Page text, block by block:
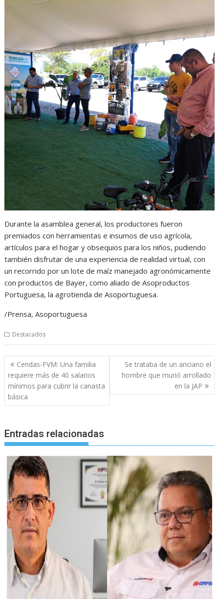
Durante la asamblea general, los productores fueron
premiados con herramientas e insumos de uso agrícola,
artículos para el hogar y obsequios para los niños, pudiendo
también disfrutar de una experiencia de realidad virtual, con
un recorrido por un lote de maíz manejado agronómicamente
con productos de Bayer, como aliado de Asoproductos
Portuguesa, la agrotienda de Asoportuguesa.
/Prensa, Asoportuguesa
Destacados
Navegación
de
entradas
Cendas-FVM: Una familia
requiere más de 40 salarios
mínimos para cubrir la canasta
básica
Se trataba de un anciano el
hombre que murió arrollado
en la JAP
Entradas relacionadas